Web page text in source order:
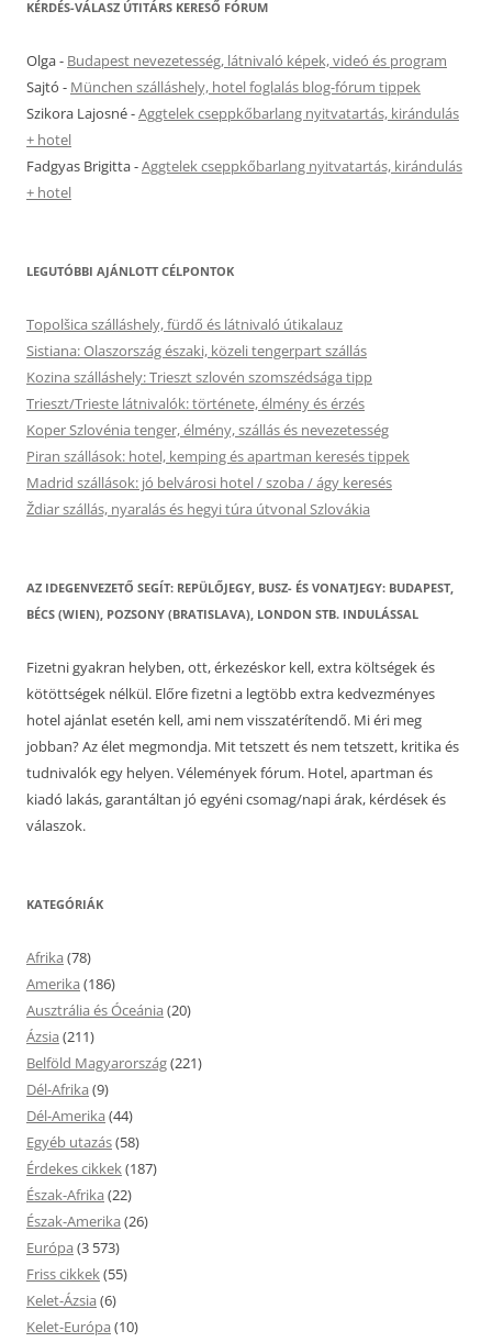
KÉRDÉS-VÁLASZ ÚTITÁRS KERESŐ FÓRUM
Olga- Budapest nevezetesség, látnivaló képek, videó és program
Sajtó - München szálláshely, hotel foglalás blog-fórum tippek
Szikora Lajosné-Aggtelek cseppkőbarlang nyitvatartás, kirándulás
+ hotel
Fadgyas Brigitta-Aggtelek cseppkőbarlang nyitvatartás, kirándulás
+ hotel
LEGUTÓBBI AJÁNLOTT CÉLPONTOK
Topolšica szálláshely, fürdő és látnivaló útikalauz
Sistiana: Olaszország északi, közeli tengerpart szállás
Kozina szálláshely: Trieszt szlovén szomszédsága tipp
Trieszt/Trieste látnivalók: története, élmény és érzés
Koper Szlovénia tenger, élmény, szállás és nevezetesség
Piran szállások: hotel, kemping és apartman keresés tippek
Madrid szállások: jó belvárosi hotel / szoba / ágy keresés
Ždiar szállás, nyaralás és hegyi túra útvonal Szlovákia
AZ IDEGENVEZETŐ SEGÍT: REPÜLŐJEGY, BUSZ- ÉS VONATJEGY: BUDAPEST,
BÉCS (WIEN), POZSONY (BRATISLAVA), LONDON STB. INDULÁSSAL
Fizetni gyakran helyben, ott, érkezéskor kell, extra költségek és
kötöttségek nélkül. Előre fizetni a legtöbb extra kedvezményes
hotel ajánlat esetén kell, ami nem visszatérítendő. Mi éri meg
jobban? Az élet megmondja. Mit tetszett és nem tetszett, kritika és
tudnivalók egy helyen. Vélemények fórum. Hotel, apartman és
kiadó lakás, garantáltan jó egyéni csomag/napi árak, kérdések és
válaszok.
KATEGÓRIÁK
Afrika (78)
Amerika (186)
Ausztrália és Óceánia (20)
Ázsia (211)
Belföld Magyarország(221)
Dél-Afrika (9)
Dél-Amerika (44)
Egyéb utazás(58)
Érdekes cikkek(187)
Észak-Afrika (22)
Észak-Amerika (26)
Európa (3 573)
Friss cikkek(55)
Kelet-Ázsia (6)
Kelet-Európa (10)